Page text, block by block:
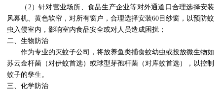
（ 2 ）针对营业场所、食品生产企业等对外通道口合理选择安装
风幕机、黄色软帘，对所有窗户，合理选择安装60目纱窗，以预防蚊
虫入侵室内，影响室内食品安全或对人员造成困扰；
二、生物防治
作为专业的灭蚊子公司，将放养鱼类捕食蚊幼虫或投放微生物如
苏云金杆菌（对伊蚊首选）或球型芽孢杆菌（对库蚊首选），以控制
蚊子的孳生。
三、化学防治